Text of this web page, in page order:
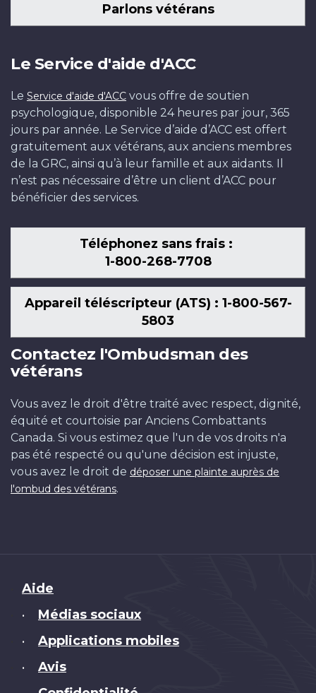
Parlons vétérans
Le Service d'aide d'ACC
Le Service d'aide d'ACC vous offre de soutien
psychologique, disponible 24 heures par jour, 365
jours par année. Le Service d’aide d’ACC est offert
gratuitement aux vétérans, aux anciens membres
de la GRC, ainsi qu’à leur famille et aux aidants. Il
n’est pas nécessaire d’être un client d’ACC pour
bénéficier des services.
Téléphonez sans frais :
1-800-268-7708
Appareil téléscripteur (ATS) : 1-800-567-
5803
Contactez l'Ombudsman des
vétérans
Vous avez le droit d'être traité avec respect, dignité,
équité et courtoisie par Anciens Combattants
Canada. Si vous estimez que l'un de vos droits n'a
pas été respecté ou qu'une décision est injuste,
vous avez le droit de déposer une plainte auprès de
l'ombud des vétérans.
Brand
Aide
• Médias sociaux
• Applications mobiles
• Avis